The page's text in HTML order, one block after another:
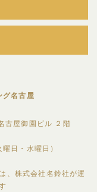
グ名古屋
古屋御園ビル ２階
日・水曜日）
、株式会社名鈴社が運